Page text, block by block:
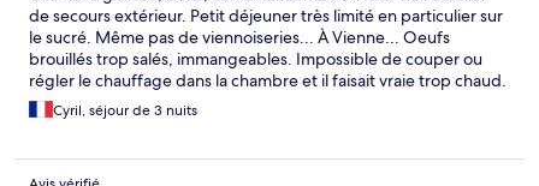
de secours extérieur. Petit déjeuner très limité en particulier sur
le sucré. Même pas de viennoiseries... À Vienne... Oeufs
brouillés trop salés, immangeables. Impossible de couper ou
régler le chauffage dans la chambre et il faisait vraie trop chaud.
Impossible de couper la ventilation de la salle de bain la nuit.
Cyril, séjour de 3 nuits